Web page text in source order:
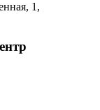
1,